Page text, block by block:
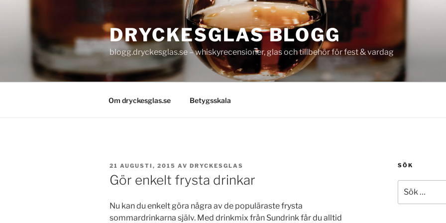
DRYCKESGLAS BLOGG
blogg.dryckesglas.se – whiskyrecensioner, glas och tillbehör för fest & vardag
Om dryckesglas.se Betygsskala
PUBLICERAT
21 AUGUSTI, 2015 AV DRYCKESGLAS
Gör enkelt frysta drinkar
Nu kan du enkelt göra några av de populäraste frysta
sommardrinkarna själv. Med drinkmix från Sundrink får du alltid
SÖK
efter: